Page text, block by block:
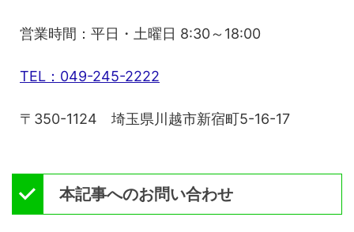
営業時間：平日・土曜日 8:30～18:00
TEL：049-245-2222
〒350-1124 埼玉県川越市新宿町5-16-17
本記事へのお問い合わせ